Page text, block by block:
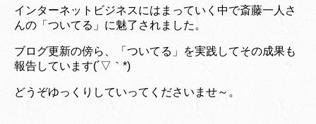
インターネットビジネスにはまっていく中で斎藤一人さ
んの「ついてる」に魅了されました。
ブログ更新の傍ら、「ついてる」を実践してその成果も
報告しています(´▽｀*)
どうぞゆっくりしていってくださいませ～。